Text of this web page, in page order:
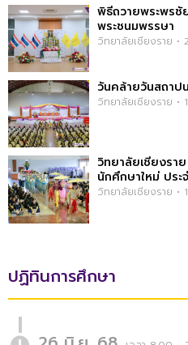
พิธีถวายพระพรชั
พระชนมพรรษา
วิทยาลัยเชียงราย •
วันคล้ายวันสถาป
วิทยาลัยเชียงราย •
วิทยาลัยเชียงร
นักศึกษาใหม่ ประ
วิทยาลัยเชียงราย •
ปฏิทินการศึกษา